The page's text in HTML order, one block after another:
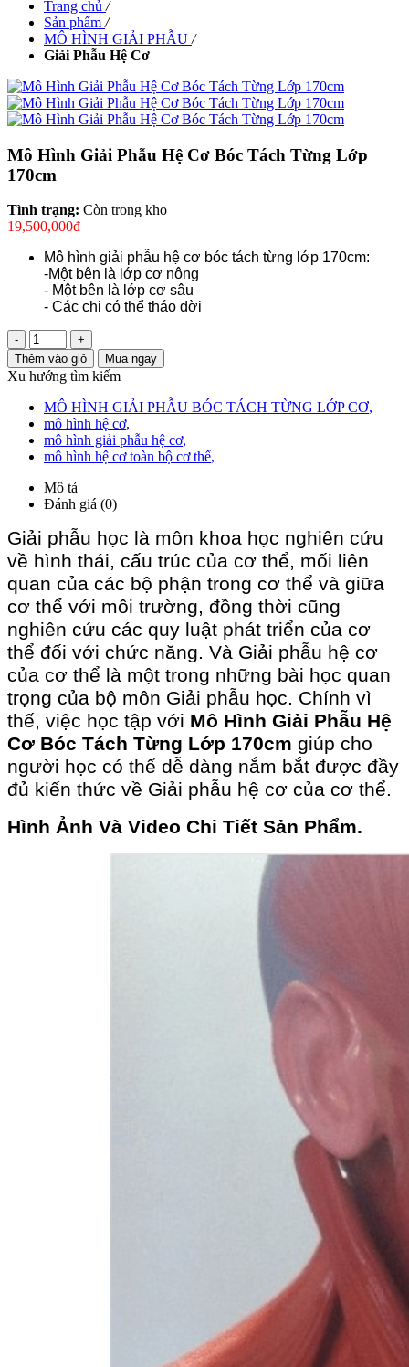
Trang chủ /
Sản phẩm /
MÔ HÌNH GIẢI PHẪU /
Giải Phẫu Hệ Cơ
Mô Hình Giải Phẫu Hệ Cơ Bóc Tách Từng Lớp
170cm
Tình trạng: Còn trong kho
19,500,000đ
Mô hình giải phẫu hệ cơ bóc tách từng lớp 170cm:
-Một bên là lớp cơ nông
- Một bên là lớp cơ sâu
- Các chi có thể tháo dời
-
+
Thêm vào giỏ
Mua ngay
Xu hướng tìm kiếm
MÔ HÌNH GIẢI PHẪU BÓC TÁCH TỪNG LỚP CƠ,
mô hình hệ cơ,
mô hình giải phẫu hệ cơ,
mô hình hệ cơ toàn bộ cơ thể,
Mô tả
Đánh giá (0)
Giải phẫu học là môn khoa học nghiên cứu
về hình thái, cấu trúc của cơ thể, mối liên
quan của các bộ phận trong cơ thể và giữa
cơ thể với môi trường, đồng thời cũng
nghiên cứu các quy luật phát triển của cơ
thể đối với chức năng. Và Giải phẫu hệ cơ
của cơ thể là một trong những bài học quan
trọng của bộ môn Giải phẫu học. Chính vì
thế, việc học tập với Mô Hình Giải Phẫu Hệ
Cơ Bóc Tách Từng Lớp 170cm giúp cho
người học có thể dễ dàng nắm bắt được đầy
đủ kiến thức về Giải phẫu hệ cơ của cơ thể.
Hình Ảnh Và Video Chi Tiết Sản Phẩm.